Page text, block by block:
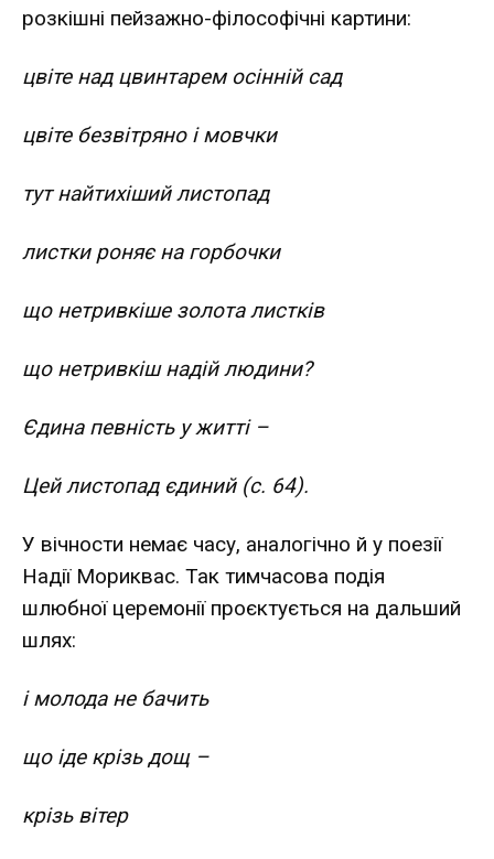
розкішні пейзажно-філософічні картини:
цвіте над цвинтарем осінній сад
цвіте безвітряно і мовчки
тут найтихіший листопад
листки роняє на горбочки
що нетривкіше золота листків
що нетривкіш надій людини?
Єдина певність у житті –
Цей листопад єдиний (с. 64).
У вічности немає часу, аналогічно й у поезії
Надії Мориквас. Так тимчасова подія
шлюбної церемонії проєктується на дальший
шлях:
і молода не бачить
що іде крізь дощ –
крізь вітер